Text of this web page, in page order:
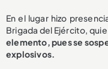
En el lugar hizo
Brigada del Ejército,
elemento, pues se
explosivos.